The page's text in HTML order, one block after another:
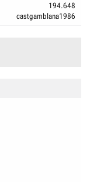
194.648
castgamblana1986